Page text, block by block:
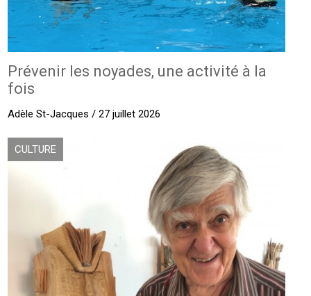
Prévenir les noyades, une activité à la
fois
Adèle St-Jacques / 27 juillet 2026
CULTURE